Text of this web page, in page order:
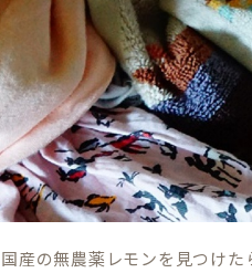
産の無農薬レモンを見つけ